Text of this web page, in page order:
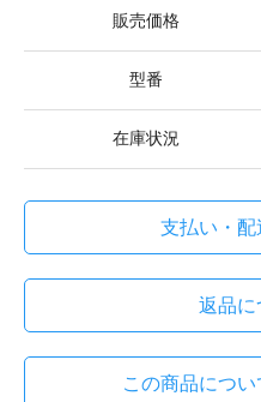
販売価格
型番
在庫状況
支払い・配
返品に
この商品につ